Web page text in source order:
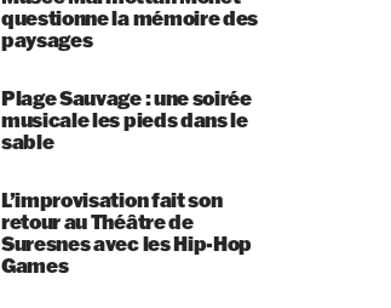
questionne la mémoire des
paysages
Plage Sauvage : une soirée
musicale les pieds dans le
sable
L’improvisation fait son
retour au Théâtre de
Suresnes avec les Hip-Hop
Games